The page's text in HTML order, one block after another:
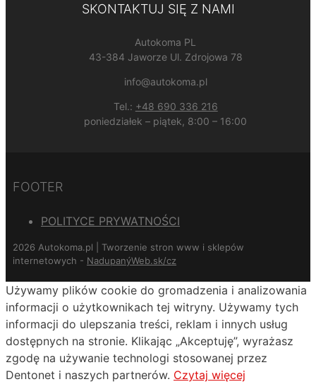
SKONTAKTUJ SIĘ Z NAMI
Autokoma PL
43-384 Jaworze Ul. Zdrojowa 78
info@autokoma.pl
Tel.: +48 690 336 216
poniedziałek – piątek, 8:00 – 16:00
FOOTER
POLITYCE PRYWATNOŚCI
2026 Autokoma.pl | Tworzenie stron www i sklepów
internetowych - NadupanýWeb.sk/cz
Używamy plików cookie do gromadzenia i analizowania
informacji o użytkownikach tej witryny. Używamy tych
informacji do ulepszania treści, reklam i innych usług
dostępnych na stronie. Klikając „Akceptuję”, wyrażasz
zgodę na używanie technologi stosowanej przez
Dentonet i naszych partnerów. Czytaj więcej